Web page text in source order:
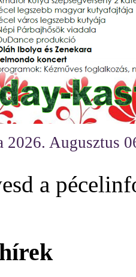
2026. Augusztus
a